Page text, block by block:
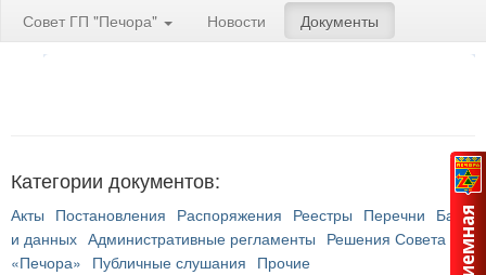
Совет ГП "Печора" Новости Документы
Категории документов:
Акты Постановления Распоряжения Реестры Перечни Банк
и данных Административные регламенты Решения Совета ГП
«Печора» Публичные слушания Прочие